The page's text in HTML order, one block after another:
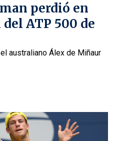
perdió en
ATP 500 de
australiano Álex de Miñaur